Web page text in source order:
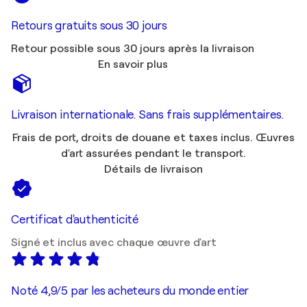
Retours gratuits sous 30 jours
Retour possible sous 30 jours après la livraison
En savoir plus
Livraison internationale. Sans frais supplémentaires.
Frais de port, droits de douane et taxes inclus. Œuvres
d'art assurées pendant le transport.
Détails de livraison
Certificat d'authenticité
Signé et inclus avec chaque œuvre d'art
Noté 4,9/5 par les acheteurs du monde entier